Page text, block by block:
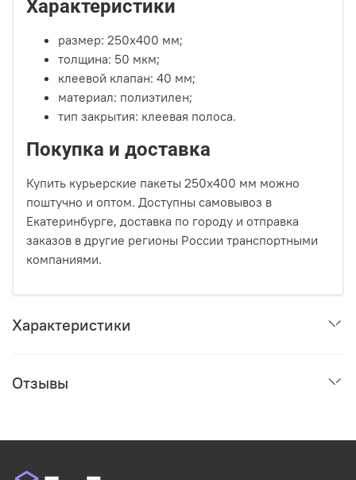
Характеристики
размер: 250х400 мм;
толщина: 50 мкм;
клеевой клапан: 40 мм;
материал: полиэтилен;
тип закрытия: клеевая полоса.
Покупка и доставка
Купить курьерские пакеты 250х400 мм можно
поштучно и оптом. Доступны самовывоз в
Екатеринбурге, доставка по городу и отправка
заказов в другие регионы России транспортными
компаниями.
Характеристики
Отзывы